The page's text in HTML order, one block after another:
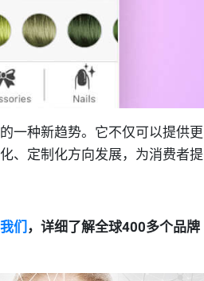
一种新趋势。它不仅可以提供更
、定制化方向发展，为消费者提
们 ，详细了解全球400多个品牌